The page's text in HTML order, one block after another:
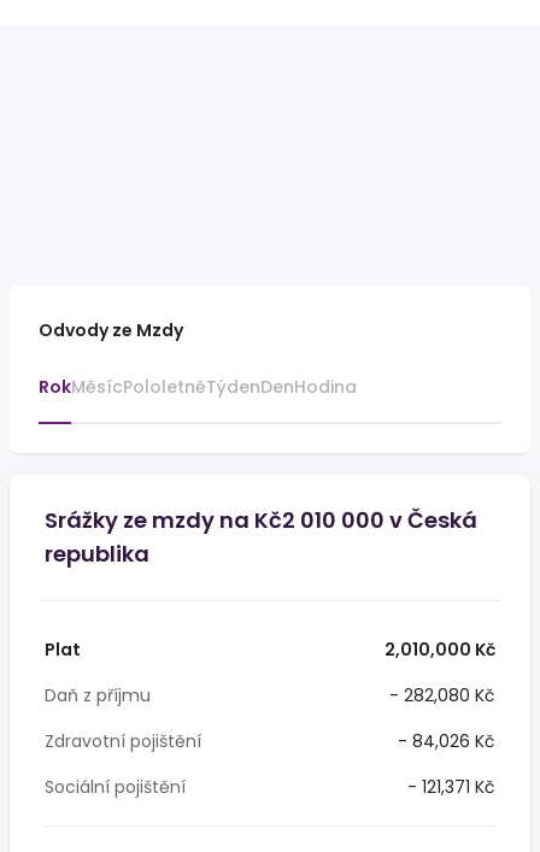
Odvody ze Mzdy
RokMěsícPololetněTýdenDenHodina
Srážky ze mzdy na Kč2 010 000 v Česká
republika
Plat
2,010,000 Kč
Daň z příjmu
- 282,080 Kč
Zdravotní pojištění
- 84,026 Kč
Sociální pojištění
- 121,371 Kč